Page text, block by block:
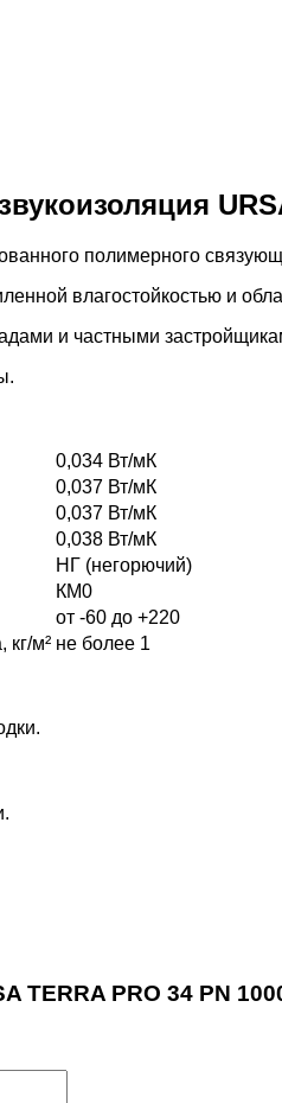
полимерного
влагостойкостью и
и частными
0,034 Вт/мК
0,037 Вт/мК
0,037 Вт/мК
0,038 Вт/мК
НГ (негорючий)
КМ0
от -60 до +220
кг/м² не более 1
TERRA PRO 34 PN